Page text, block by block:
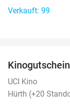
Verkauft: 99
UCI Kino
Hürth (+20